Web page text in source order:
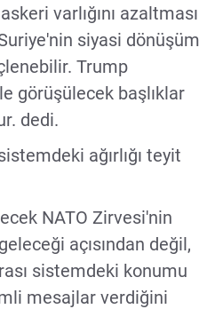
varlığını azaltması
siyasi dönüşüm
Trump
görüşülecek başlıklar
dedi.
ağırlığı teyit
NATO Zirvesi'nin
açısından değil,
sistemdeki konumu
mesajlar verdiğini